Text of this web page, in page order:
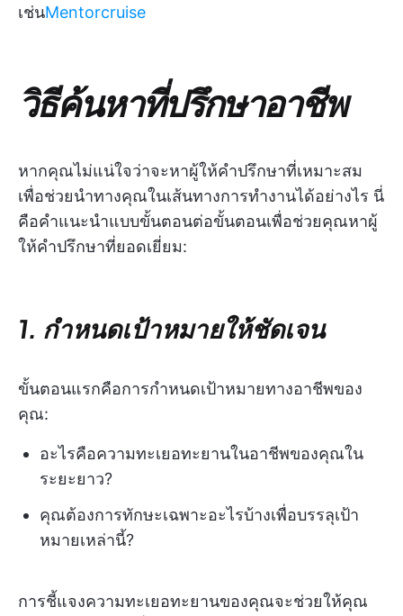
เช่นMentorcruise
วิธีค้นหาที่ปรึกษาอาชีพ
หากคุณไม่แน่ใจว่าจะหาผู้ให้คำปรึกษาที่เหมาะสม
เพื่อช่วยนำทางคุณในเส้นทางการทำงานได้อย่างไร นี่
คือคำแนะนำแบบขั้นตอนต่อขั้นตอนเพื่อช่วยคุณหาผู้
ให้คำปรึกษาที่ยอดเยี่ยม:
1. กำหนดเป้าหมายให้ชัดเจน
ขั้นตอนแรกคือการกำหนดเป้าหมายทางอาชีพของ
คุณ:
อะไรคือความทะเยอทะยานในอาชีพของคุณใน
ระยะยาว?
คุณต้องการทักษะเฉพาะอะไรบ้างเพื่อบรรลุเป้า
หมายเหล่านี้?
การชี้แจงความทะเยอทะยานของคุณจะช่วยให้คุณ